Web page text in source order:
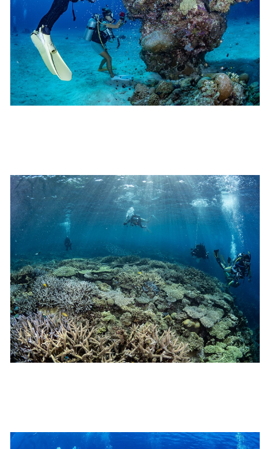
クジラへのストレス軽減や安全管理の観点から、エント
リー人数を制限する場合があります。また、エントリー
の順番はガイドが決定しますので、必ずその指示に従っ
て準備してください。
3.クジラとの距離と泳ぎ方
クジラの観察は水面からのみとし、素潜りは禁止としま
す。クジラによっては、人が近くを泳ぐことを嫌い、逃
げてしまう場合があります。そのため、原則として緊急
4.スイム遂行の可否と返金について
ツアー当日は、ゲストの安全を最優先とし、可能な限り
スイムが実施できるよう努めます。しかし、万が一海に
エントリーできなかった場合や、クジラを発見できなか
った場合でも返金はいたしませんので、あらかじめご了
承ください。
5.海況について
沖縄の1月～3月は、季節的に海が穏やかな日は多くあり
ません。そのため、多少の波やうねりがある中でスノー
ケリングを行う場合が多くなります。泳力や体力に自信
のない方、また船酔いしやすい方は、ご自身で事前に十
分な対策をお願いいたします。
6.参加条件
ねますので、あらかじめご了承ください。これまでの経